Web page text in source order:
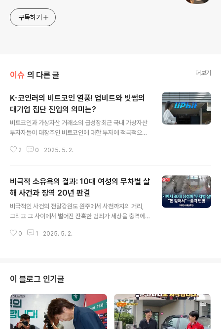
구독하기
이슈 의 다른 글 더보기
K-코인러의 비트코인 열풍! 업비트와 빗썸의
대기업 집단 진입의 의미는?
비트코인과 가상자산 거래소의 급성장최근 국내 가상자산
투자자들이 대장주인 비트코인에 대한 투자에 적극적으로
감이 급속히 커지고 있는데요. 특히, 국내 1위 거래소인 ‘업
기업집단에 이름을 올리며, 가상자산 거래소의 위상이 높
아지고 있습니다. 이러한 변화는 고객 예치금의 급증과 밀
접한 관련이 있습니다. 두나무의 순위 상승과 그 의미두나
무는 지난해 자산 총액이 9조4700억원으로 53위에 머물
계단 상승했습니다. 이러한 성장은 가상자산 거래의 활성
2 0 2025. 5. 2.
비극적 소유욕의 결과: 10대 여성의 무차별 살
해 사건과 징역 20년 판결
비극적인 사건의 전말강원도 원주에서 사천까지의 거리,
그리고 그 사이에서 벌어진 잔혹한 범죄가 세상을 충격에
은, '가질 수 없으면 죽이는 게 낫다'는 왜곡된 생각에 사로
직면한 심각한 문제를 드러내는 경고이기도 합니다. 범행
의 충격적인 과정피고인은 피해자와의 채팅으로 관계를 맺
고, 그 후 남자친구가 생겼다는 사실에 극단적인 질투심을
느꼈습니다. '피해자를 가질 수 없으면 죽이는 것이 낫다'는
극단적 사고로, 범행은 크리스마스 날 실행되었습니다. 피
해자는 흉기에 찔리며 '왜?'라는..
0 1 2025. 5. 2.
이 블로그 인기글